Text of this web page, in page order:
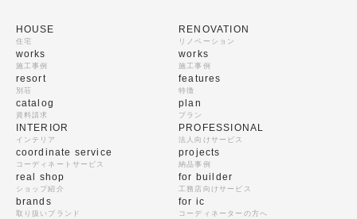
HOUSE
住宅
works
施工事例
resort
別荘
catalog
資料請求
RENOVATION
リノベーション
works
施工事例
features
特徴
plan
プラン
INTERIOR
インテリア
coordinate service
コーディネートサービス
real shop
ショップ紹介
brands
取り扱いブランド
PROFESSIONAL
法人向けサービス
projects
納品事例
for builder
工務店向けサービス
for ic
コーディネーターの方へ